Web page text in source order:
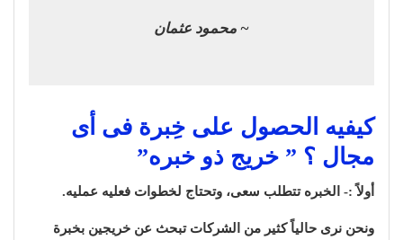
~ محمود عثمان
كيفيه الحصول على خِبرة فى أى
مجال ؟ ” خريج ذو خبره”
أولاً :- الخبره تتطلب سعى، وتحتاج لخطوات فعليه عمليه.
ونحن نرى حالياً كثير من الشركات تبحث عن خريجين بخبرة